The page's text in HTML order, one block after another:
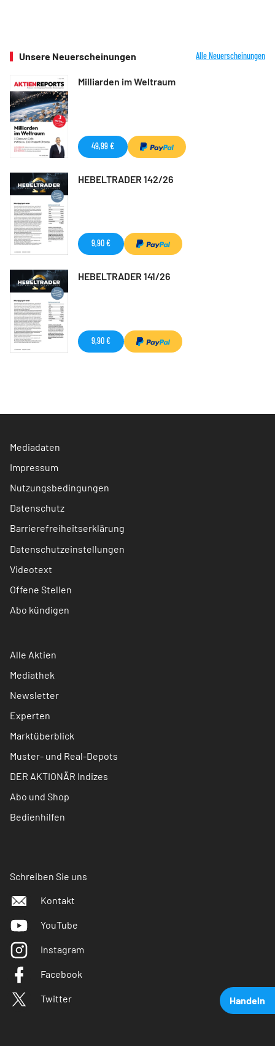
Handeln
Unsere Neuerscheinungen Alle Neuerscheinungen
Milliarden im Weltraum
49,99 €
HEBELTRADER 142/26
9,90 €
HEBELTRADER 141/26
9,90 €
Mediadaten
Impressum
Nutzungsbedingungen
Datenschutz
Barrierefreiheitserklärung
Datenschutzeinstellungen
Videotext
Offene Stellen
Abo kündigen
Alle Aktien
Mediathek
Newsletter
Experten
Marktüberblick
Muster- und Real-Depots
DER AKTIONÄR Indizes
Abo und Shop
Bedienhilfen
Schreiben Sie uns
Kontakt
YouTube
Instagram
Facebook
Twitter